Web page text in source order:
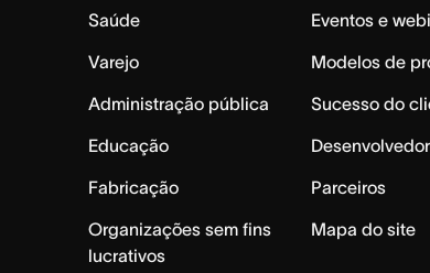
Saúde
Varejo
Administração pública
Educação
Fabricação
Organizações sem fins
lucrativos
Eventos e
Modelos de
Sucesso do
Parceiros
Mapa do site